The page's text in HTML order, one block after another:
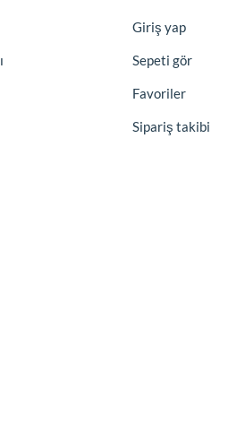
Giriş yap
Sepeti gör
Favoriler
Sipariş takibi